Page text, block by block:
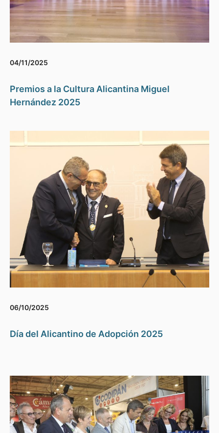
04/11/2025
Premios a la Cultura Alicantina Miguel
Hernández 2025
06/10/2025
Día del Alicantino de Adopción 2025